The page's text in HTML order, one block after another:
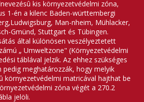
kis környezetvédelmi zóna,
1-én a kilenc Baden-württembergi
Man-nheim, Mühlacker,
Gmünd, Stuttgart és Tübingen.
által különösen veszélyeztetett
„ Umweltzone" (Környezetvédelmi
táblával jelzik. Az ehhez szükséges
pedig meghatározzák, hogy melyik
környezetvédelmi matricával hajthat be
zóna végét a 270.2
jelöli.